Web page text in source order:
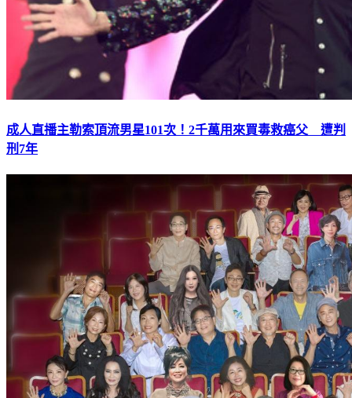
成人直播主勒索頂流男星101次！2千萬用來買毒救癌父 遭判
刑7年